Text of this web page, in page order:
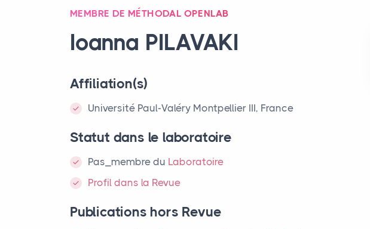
MEMBRE DE MÉTHODAL OPENLAB
Ioanna PILAVAKI
Affiliation(s)
Université Paul-Valéry Montpellier III, France
Statut dans le laboratoire
Pas_membre du Laboratoire
Profil dans la Revue
Publications hors Revue